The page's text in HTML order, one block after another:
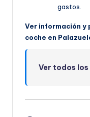
gastos.
Ver información y
coche en
Ver todos